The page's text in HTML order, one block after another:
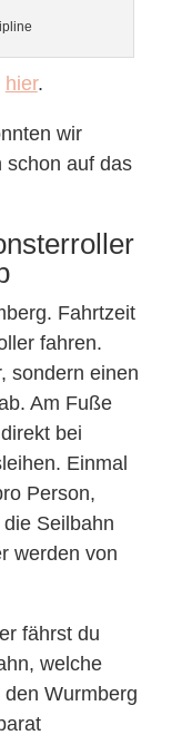
hier.
wir
schon auf das
Fahrtzeit
fahren.
sondern einen
Am Fuße
bei
Einmal
Person,
Seilbahn
werden von
fährst du
welche
Wurmberg